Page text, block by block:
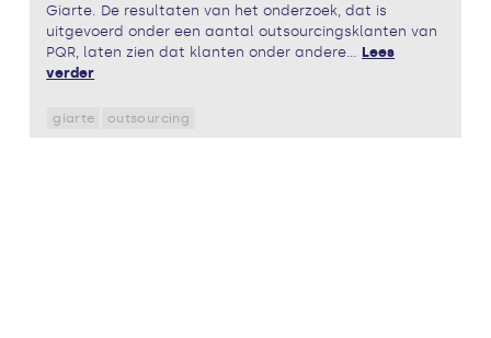
Giarte. De resultaten van het onderzoek, dat is
uitgevoerd onder een aantal outsourcingsklanten van
PQR, laten zien dat klanten onder andere... Lees
verder
giarte outsourcing